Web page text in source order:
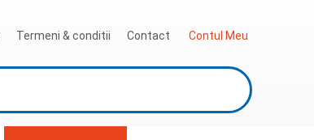
Termeni & conditii Contact Contul Meu